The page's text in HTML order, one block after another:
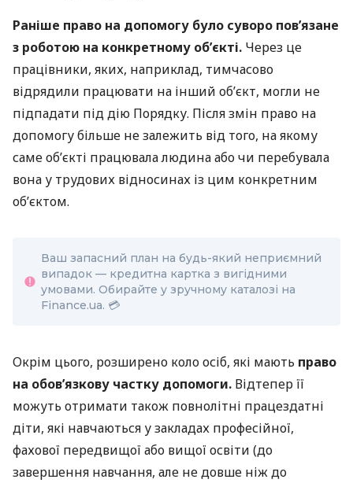
Раніше право на допомогу було суворо пов’язане
з роботою на конкретному об’єкті. Через це
працівники, яких, наприклад, тимчасово
відрядили працювати на інший об’єкт, могли не
підпадати під дію Порядку. Після змін право на
допомогу більше не залежить від того, на якому
саме об’єкті працювала людина або чи перебувала
вона у трудових відносинах із цим конкретним
об’єктом.
Ваш запасний план на будь-який неприємний
випадок — кредитна картка з вигідними
умовами. Обирайте у зручному каталозі на
Finance.ua. 💳
Окрім цього, розширено коло осіб, які мають право
на обов’язкову частку допомоги. Відтепер її
можуть отримати також повнолітні працездатні
діти, які навчаються у закладах професійної,
фахової передвищої або вищої освіти (до
завершення навчання, але не довше ніж до